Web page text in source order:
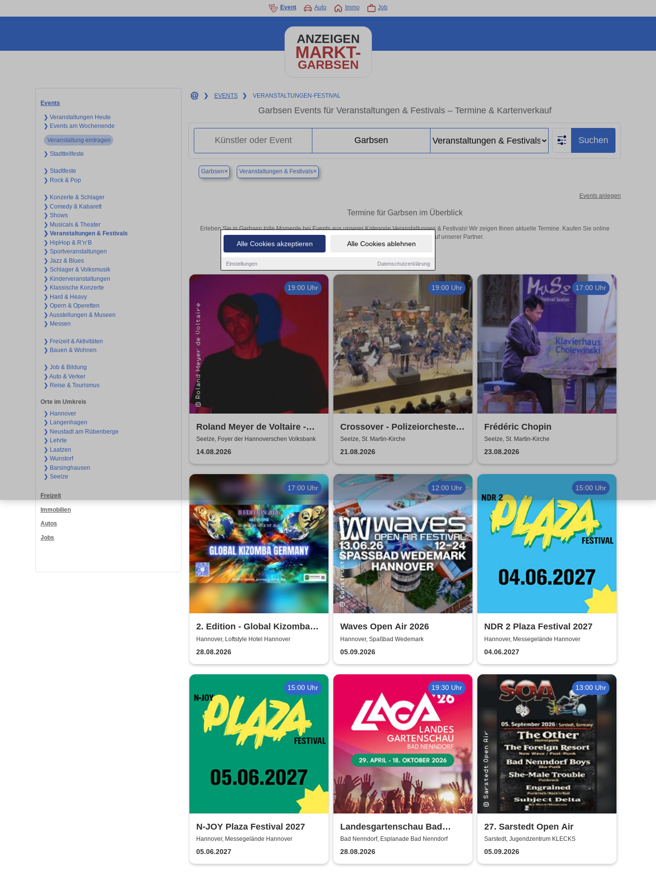
Alle Cookies akzeptieren Alle Cookies ablehnen
Einstellungen Datenschutzerklärung
Event Auto Immo Job
ANZEIGEN
MARKT-
GARBSEN
Events
❯ Veranstaltungen Heute
❯ Events am Wochenende
Veranstaltung eintragen
❯ Stadtteilfeste
❯ Stadtfeste
❯ Rock & Pop
❯ Konzerte & Schlager
❯ Comedy & Kabarett
❯ Shows
❯ Musicals & Theater
❯ Veranstaltungen & Festivals
❯ HipHop & R’n‘B
❯ Sportveranstaltungen
❯ Jazz & Blues
❯ Schlager & Volksmusik
❯ Kinderveranstaltungen
❯ Klassische Konzerte
❯ Hard & Heavy
❯ Opern & Operetten
❯ Ausstellungen & Museen
❯ Messen
❯ Freizeit & Aktivitäten
❯ Bauen & Wohnen
❯ Job & Bildung
❯ Auto & Verker
❯ Reise & Tourismus
Orte im Umkreis
❯ Hannover
❯ Langenhagen
❯ Neustadt am Rübenberge
❯ Lehrte
❯ Laatzen
❯ Wunstorf
❯ Barsinghausen
❯ Seelze
Freizeit
Immobilien
Autos
Jobs
❯ EVENTS ❯ VERANSTALTUNGEN-FESTIVAL
Garbsen Events für Veranstaltungen & Festivals – Termine & Kartenverkauf
Suchen
Garbsen× Veranstaltungen & Festivals×
Events anlegen
Termine für Garbsen im Überblick
Erleben Sie in Garbsen tolle Momente bei Events aus unserer Kategorie Veranstaltungen & Festivals! Wir zeigen Ihnen aktuelle Termine. Kaufen Sie online
Ihre Tickets über den Online-Kartenverkauf unserer Partner.
19:00 Uhr
Roland Meyer de Voltaire -
Schwarz | MuSe
Eröfnungskonzert
Seelze, Foyer der Hannoverschen Volksbank
14.08.2026
19:00 Uhr
Crossover - Polizeiorchester
Niedersachsen
Seelze, St. Martin-Kirche
21.08.2026
17:00 Uhr
Frédéric Chopin
Seelze, St. Martin-Kirche
23.08.2026
17:00 Uhr
2. Edition - Global Kizomba
Germany Festival
Hannover, Loftstyle Hotel Hannover
28.08.2026
12:00 Uhr
Waves Open Air 2026
Hannover, Spaßbad Wedemark
05.09.2026
15:00 Uhr
NDR 2 Plaza Festival 2027
Hannover, Messegelände Hannover
04.06.2027
15:00 Uhr
N-JOY Plaza Festival 2027
Hannover, Messegelände Hannover
05.06.2027
19:30 Uhr
Landesgartenschau Bad
Nenndorf 2026
Bad Nenndorf, Esplanade Bad Nenndorf
28.08.2026
13:00 Uhr
27. Sarstedt Open Air
Sarstedt, Jugendzentrum KLECKS
05.09.2026